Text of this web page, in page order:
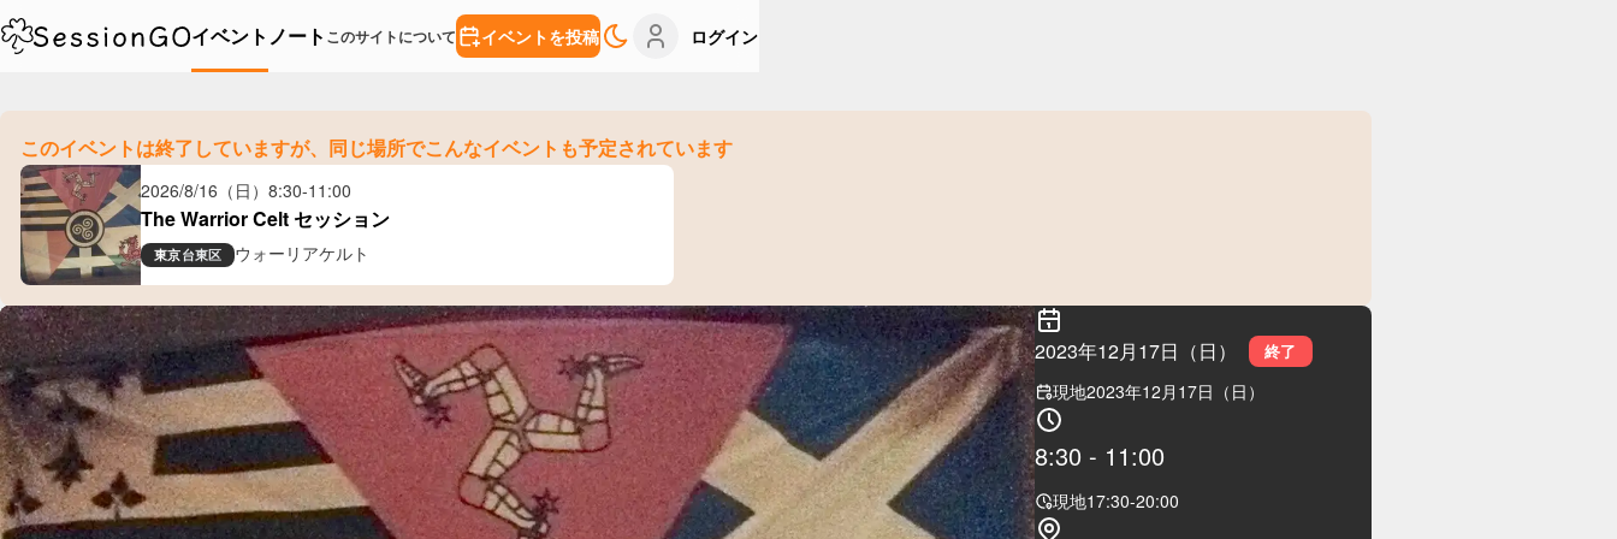
イベント ノート このサイトについて イベントを投稿 ログイン
このイベントは終了していますが、 同じ場所でこんなイベントも予定されています
2026/8/16（日） 8:30-11:00
The Warrior Celt セッション
東京台東区 ウォーリアケルト
2023年12月17日（日） 終了
現地2023年12月17日（日）
8:30 - 11:00
現地17:30-20:00